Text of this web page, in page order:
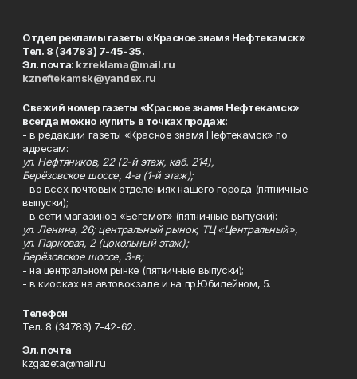
Отдел рекламы газеты «Красное знамя Нефтекамск»
Тел. 8 (34783) 7-45-35.
Эл. почта: kzreklama@mail.ru
kzneftekamsk@yandex.ru
Свежий номер газеты «Красное знамя Нефтекамск»
всегда можно купить в точках продаж:
- в редакции газеты «Красное знамя Нефтекамск» по
адресам:
ул. Нефтяников, 22 (2-й этаж, каб. 214),
Берёзовское шоссе, 4-а (1-й этаж);
- во всех почтовых отделениях нашего города (пятничные
выпуски);
- в сети магазинов «Бегемот» (пятничные выпуски):
ул. Ленина, 26; центральный рынок, ТЦ «Центральный»,
ул. Парковая, 2 (цокольный этаж);
Берёзовское шоссе, 3-в;
- на центральном рынке (пятничные выпуски);
- в киосках на автовокзале и на пр.Юбилейном, 5.
Телефон
Тел. 8 (34783) 7-42-62.
Эл. почта
kzgazeta@mail.ru